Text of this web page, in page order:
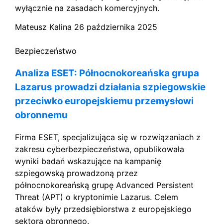
wyłącznie na zasadach komercyjnych.
Mateusz Kalina 26 października 2025
Bezpieczeństwo
Analiza ESET: Północnokoreańska grupa
Lazarus prowadzi działania szpiegowskie
przeciwko europejskiemu przemysłowi
obronnemu
Firma ESET, specjalizująca się w rozwiązaniach z
zakresu cyberbezpieczeństwa, opublikowała
wyniki badań wskazujące na kampanię
szpiegowską prowadzoną przez
północnokoreańską grupę Advanced Persistent
Threat (APT) o kryptonimie Lazarus. Celem
ataków były przedsiębiorstwa z europejskiego
sektora obronnego.